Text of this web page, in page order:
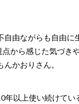
自由ながらも自由に
から感じた気づき
かおりさん。
年以上使い続けてい